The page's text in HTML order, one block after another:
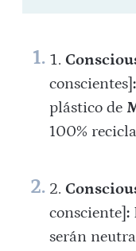
conscientes] :
plástico de
100%
consciente] :
serán